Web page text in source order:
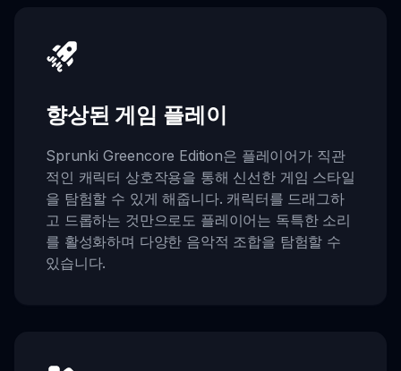
향상된 게임 플레이
Sprunki Greencore Edition은 플레이어가 직관
적인 캐릭터 상호작용을 통해 신선한 게임 스타일
을 탐험할 수 있게 해줍니다. 캐릭터를 드래그하
고 드롭하는 것만으로도 플레이어는 독특한 소리
를 활성화하며 다양한 음악적 조합을 탐험할 수
있습니다.